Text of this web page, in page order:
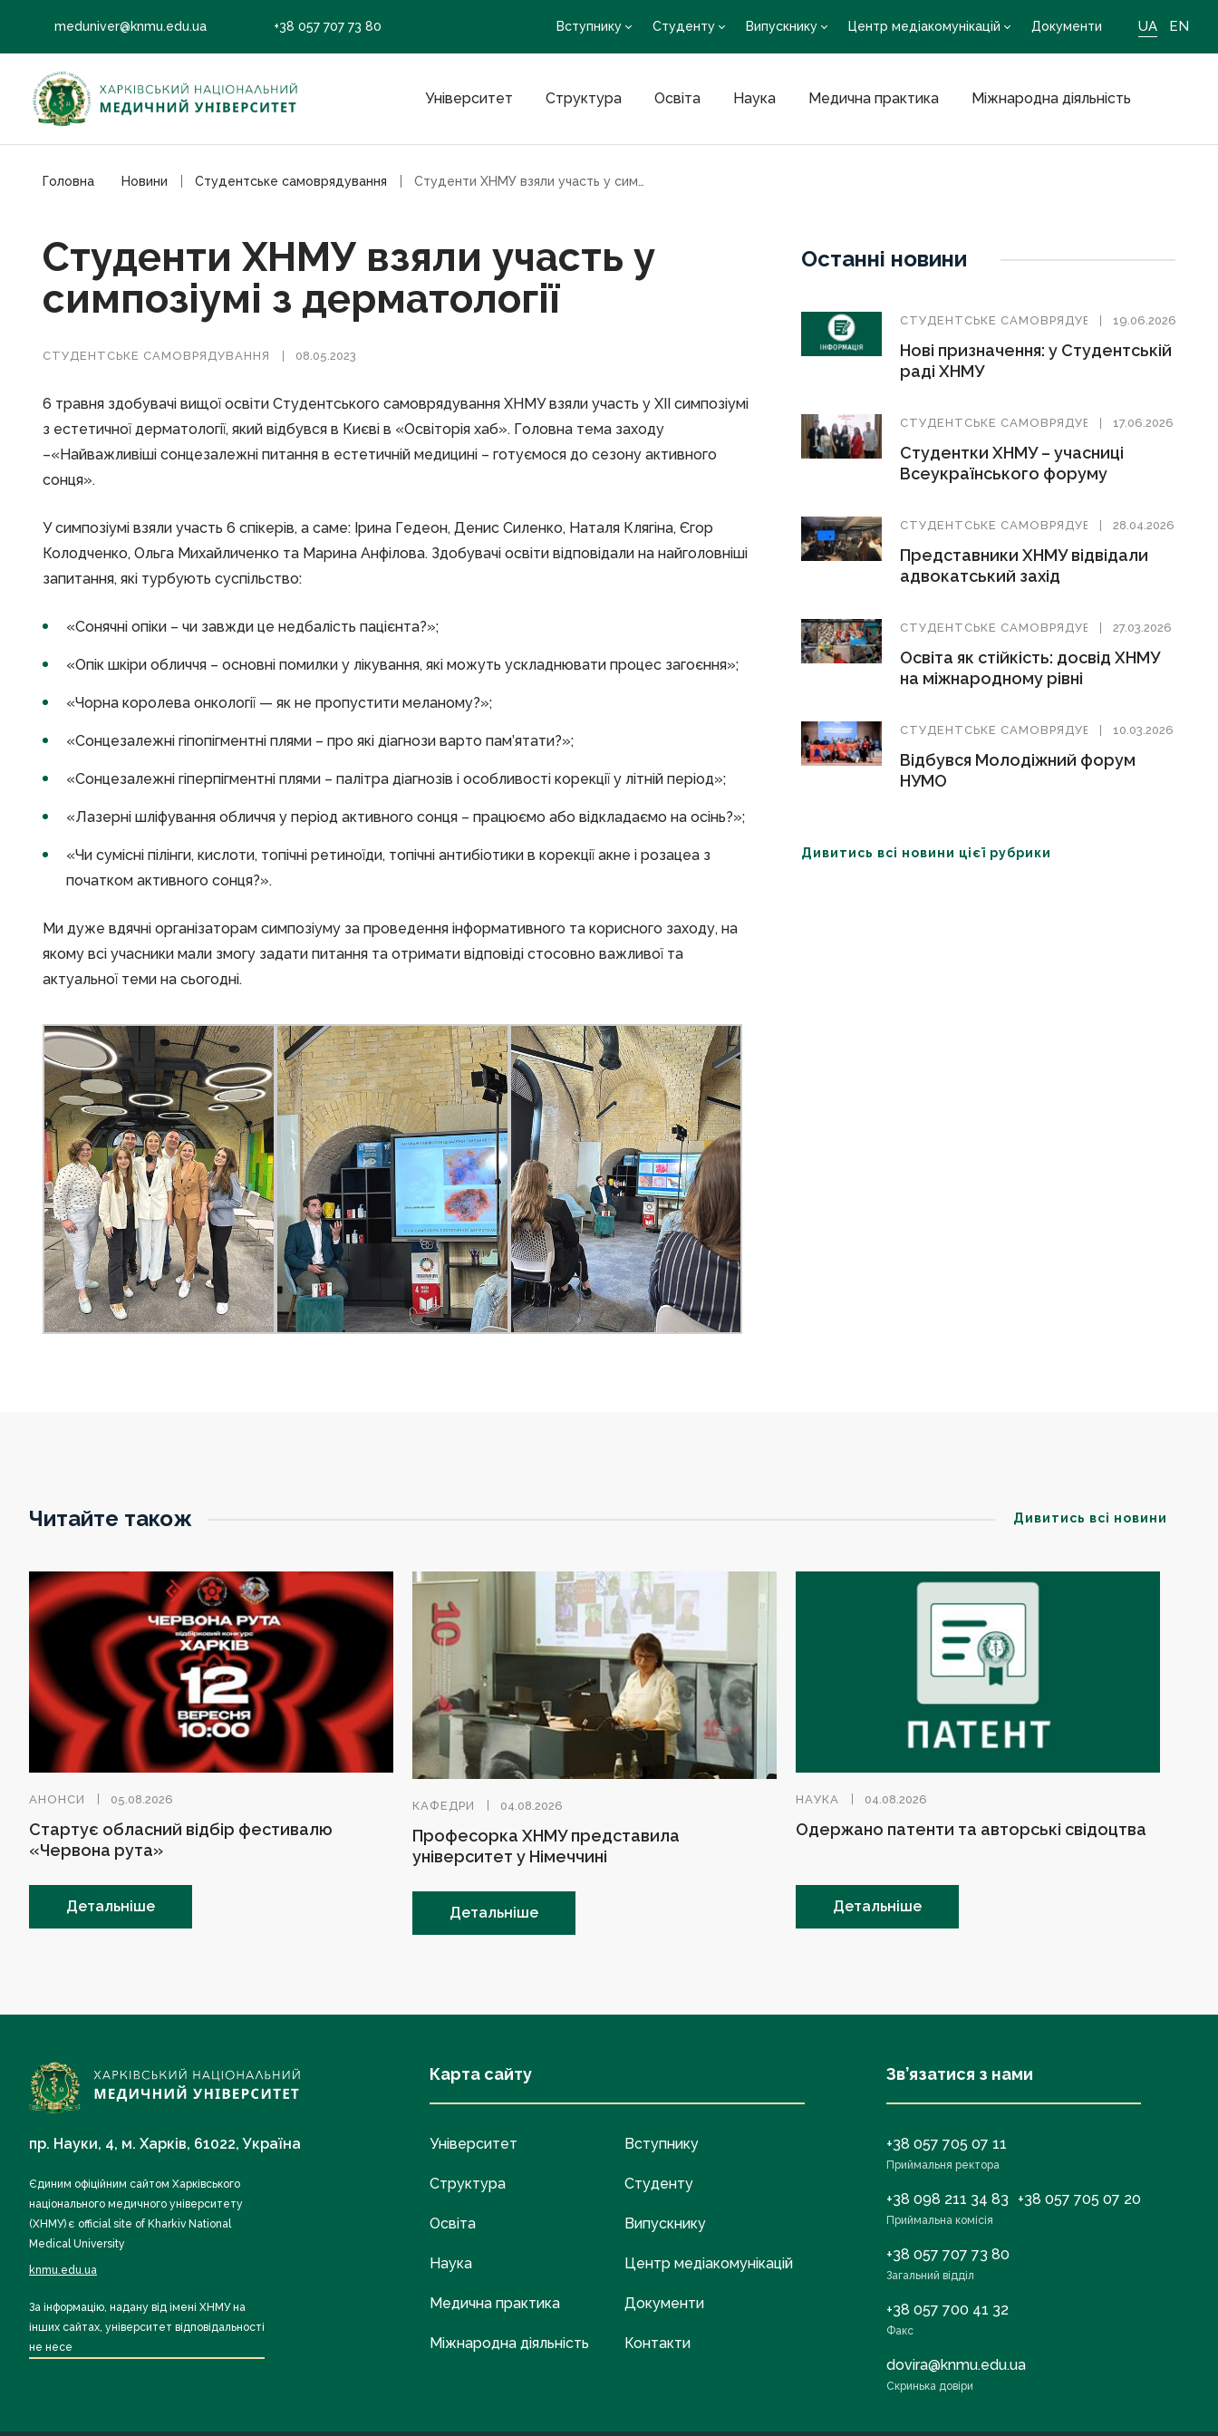
meduniver@knmu.edu.ua +38 057 707 73 80 Вступнику Студенту Випускнику Центр медіакомунікацій Документи UA EN
Університет Структура Освіта Наука Медична практика Міжнародна діяльність
Головна Новини Студентське самоврядування
Студенти ХНМУ взяли участь у
симпозіумі з дерматології
СТУДЕНТСЬКЕ САМОВРЯДУВАННЯ 08.05.2023
6 травня здобувачі вищої освіти Студентського самоврядування ХНМУ взяли участь у XII симпозіумі
з естетичної дерматології, який відбувся в Києві в «Освіторія хаб». Головна тема заходу
–«Найважливіші сонцезалежні питання в естетичній медицині – готуємося до сезону активного
сонця».
У симпозіумі взяли участь 6 спікерів, а саме: Ірина Гедеон, Денис Силенко, Наталя Клягіна, Єгор
Колодченко, Ольга Михайличенко та Марина Анфілова. Здобувачі освіти відповідали на найголовніші
запитання, які турбують суспільство:
«Сонячні опіки – чи завжди це недбалість пацієнта?»;
«Опік шкіри обличчя – основні помилки у лікування, які можуть ускладнювати процес загоєння»;
«Чорна королева онкології — як не пропустити меланому?»;
«Сонцезалежні гіпопігментні плями – про які діагнози варто пам’ятати?»;
«Сонцезалежні гіперпігментні плями – палітра діагнозів і особливості корекції у літній період»;
«Лазерні шліфування обличчя у період активного сонця – працюємо або відкладаємо на осінь?»;
«Чи сумісні пілінги, кислоти, топічні ретиноїди, топічні антибіотики в корекції акне і розацеа з
початком активного сонця?».
Ми дуже вдячні організаторам симпозіуму за проведення інформативного та корисного заходу, на
якому всі учасники мали змогу задати питання та отримати відповіді стосовно важливої та
актуальної теми на сьогодні.
Останні новини
СТУДЕНТСЬКЕ САМОВРЯДУВАННЯ19.06.2026
Нові призначення: у Студентській
раді ХНМУ
СТУДЕНТСЬКЕ САМОВРЯДУВАННЯ17.06.2026
Студентки ХНМУ – учасниці
Всеукраїнського форуму
СТУДЕНТСЬКЕ САМОВРЯДУВАННЯ28.04.2026
Представники ХНМУ відвідали
адвокатський захід
СТУДЕНТСЬКЕ САМОВРЯДУВАННЯ27.03.2026
Освіта як стійкість: досвід ХНМУ
на міжнародному рівні
СТУДЕНТСЬКЕ САМОВРЯДУВАННЯ10.03.2026
Відбувся Молодіжний форум
НУМО
Дивитись всі новини цієї рубрики
Читайте також Дивитись всі новини
АНОНСИ 05.08.2026
Стартує обласний відбір фестивалю
«Червона рута»
Детальніше
КАФЕДРИ 04.08.2026
Професорка ХНМУ представила
університет у Німеччині
Детальніше
НАУКА 04.08.2026
Одержано патенти та авторські свідоцтва
Детальніше
пр. Науки, 4, м. Харків, 61022, Україна
Єдиним офіційним сайтом Харківського
національного медичного університету
(ХНМУ) є official site of Kharkiv National
Medical University
knmu.edu.ua
За інформацію, надану від імені ХНМУ на
інших сайтах, університет відповідальності
не несе
Карта сайту
Університет
Структура
Освіта
Наука
Медична практика
Міжнародна діяльність
Вступнику
Студенту
Випускнику
Центр медіакомунікацій
Документи
Контакти
Зв’язатися з нами
+38 057 705 07 11
Приймальня ректора
+38 098 211 34 83 +38 057 705 07 20
Приймальна комісія
+38 057 707 73 80
Загальний відділ
+38 057 700 41 32
Факс
dovira@knmu.edu.ua
Скринька довіри